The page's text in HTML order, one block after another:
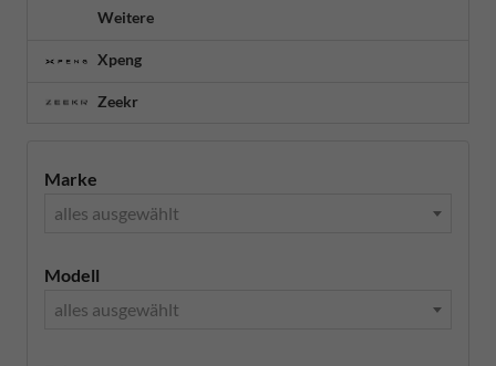
Weitere
Xpeng
Zeekr
Marke
alles ausgewählt
Modell
alles ausgewählt